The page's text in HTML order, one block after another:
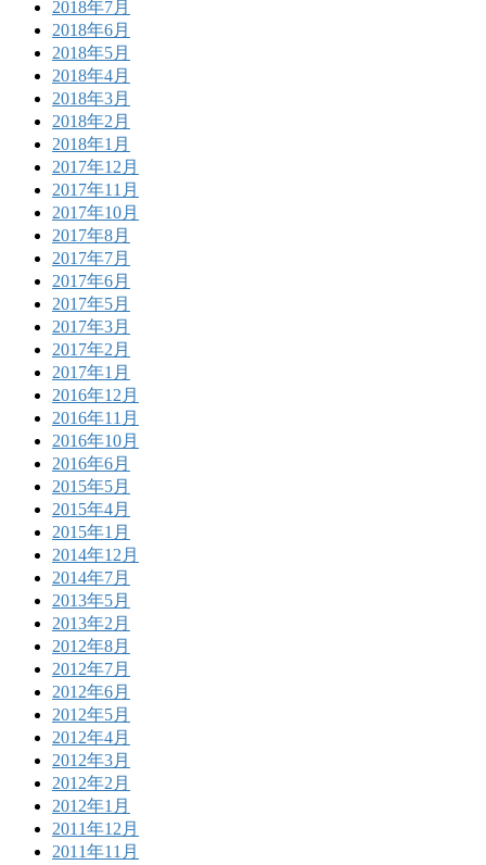
2018年7月
2018年6月
2018年5月
2018年4月
2018年3月
2018年2月
2018年1月
2017年12月
2017年11月
2017年10月
2017年8月
2017年7月
2017年6月
2017年5月
2017年3月
2017年2月
2017年1月
2016年12月
2016年11月
2016年10月
2016年6月
2015年5月
2015年4月
2015年1月
2014年12月
2014年7月
2013年5月
2013年2月
2012年8月
2012年7月
2012年6月
2012年5月
2012年4月
2012年3月
2012年2月
2012年1月
2011年12月
2011年11月